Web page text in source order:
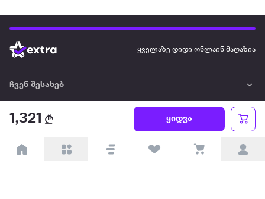
1,321 ყიდვა
ყველაზე დიდი ონლაინ მაღაზია
ჩვენ შესახებ
წესები და პირობები
პარტნიორებისთვის